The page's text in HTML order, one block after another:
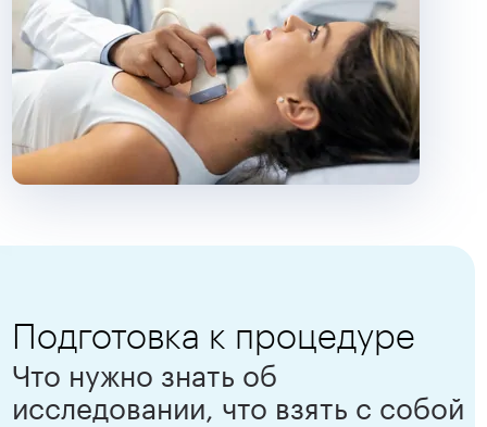
Подготовка к процедуре
Что нужно знать об
исследовании, что взять с собой